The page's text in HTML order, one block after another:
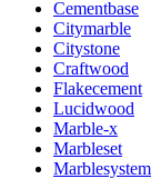
Cementbase
Citymarble
Citystone
Craftwood
Flakecement
Lucidwood
Marble-x
Marbleset
Marblesystem